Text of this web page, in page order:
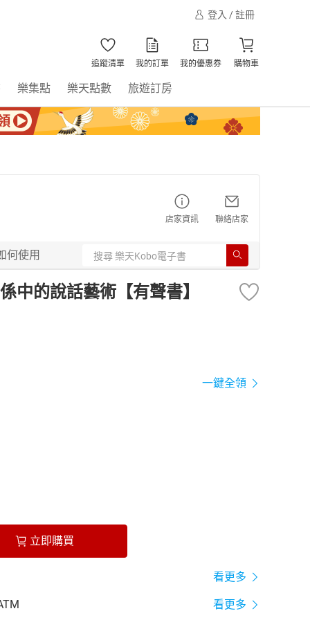
登入 / 註冊
追蹤清單 我的訂單 我的優惠券 購物車
樂集點 樂天點數 旅遊訂房
店家資訊 聯絡店家
何使用
中的說話藝術【有聲書】
一鍵全領
立即購買
看更多
看更多